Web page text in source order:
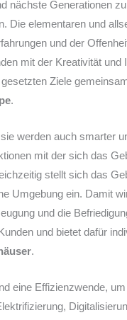
nächste Generationen
Die elementaren und
und der
mit der Kreativität
Ziele
.
werden auch smarter
mit der sich das
stellt sich das
Umgebung ein. Damit
und die
und bietet dafür
.
eine Effizienzwende,